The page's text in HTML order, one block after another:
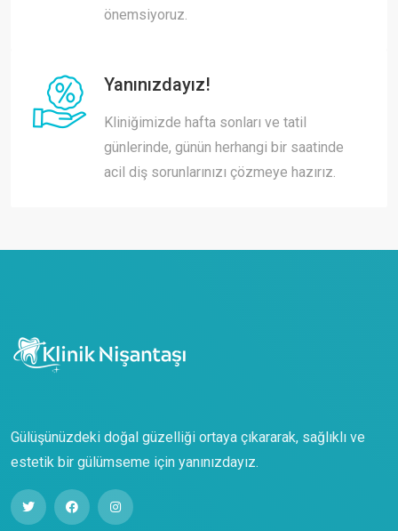
önemsiyoruz.
Yanınızdayız!
Kliniğimizde hafta sonları ve tatil
günlerinde, günün herhangi bir saatinde
acil diş sorunlarınızı çözmeye hazırız.
Gülüşünüzdeki doğal güzelliği ortaya çıkararak, sağlıklı ve
estetik bir gülümseme için yanınızdayız.